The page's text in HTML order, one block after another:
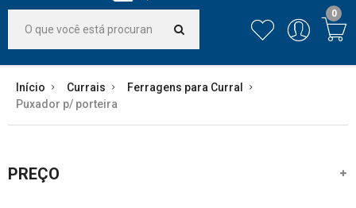
0
Início Currais
Ferragens para Curral
Puxador p/ porteira
PREÇO